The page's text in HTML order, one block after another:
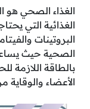
الغذاء الصحي هو
الغذائية التي
البروتينات
الصحية حيث
بالطاقة اللازمة
الأعضاء والوقاية